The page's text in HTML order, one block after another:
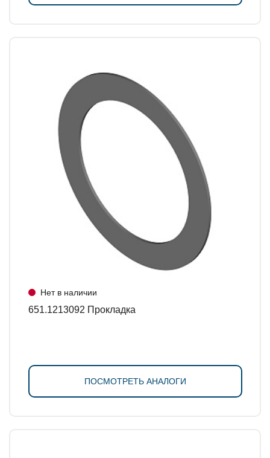
Нет в наличии
651.1213092 Прокладка
ПОСМОТРЕТЬ АНАЛОГИ